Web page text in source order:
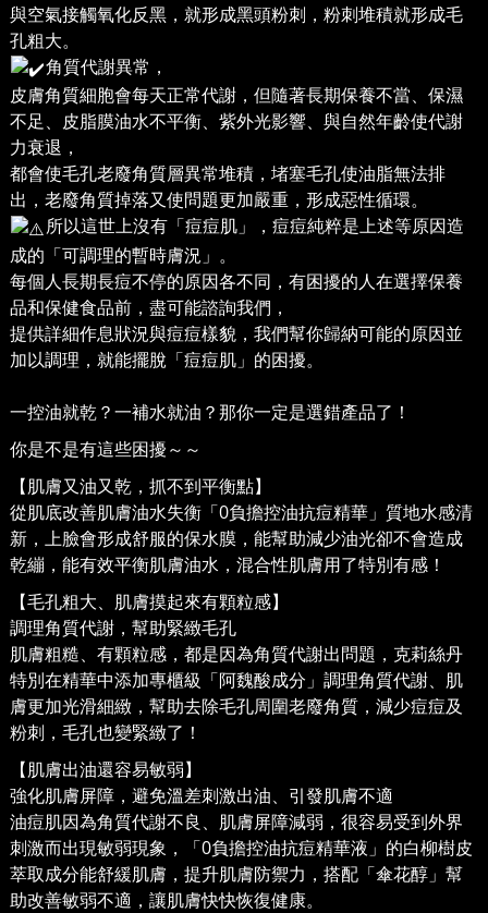
與空氣接觸氧化反黑，就形成黑頭粉刺，粉刺堆積就形成毛
孔粗大。
角質代謝異常，
皮膚角質細胞會每天正常代謝，但隨著長期保養不當、保濕
不足、皮脂膜油水不平衡、紫外光影響、與自然年齡使代謝
力衰退，
都會使毛孔老廢角質層異常堆積，堵塞毛孔使油脂無法排
出，老廢角質掉落又使問題更加嚴重，形成惡性循環。
所以這世上沒有「痘痘肌」，痘痘純粹是上述等原因造
成的「可調理的暫時膚況」。
每個人長期長痘不停的原因各不同，有困擾的人在選擇保養
品和保健食品前，盡可能諮詢我們，
提供詳細作息狀況與痘痘樣貌，我們幫你歸納可能的原因並
加以調理，就能擺脫「痘痘肌」的困擾。
一控油就乾？一補水就油？那你一定是選錯產品了！
你是不是有這些困擾～～
【肌膚又油又乾，抓不到平衡點】
從肌底改善肌膚油水失衡「0負擔控油抗痘精華」質地水感清
新，上臉會形成舒服的保水膜，能幫助減少油光卻不會造成
乾繃，能有效平衡肌膚油水，混合性肌膚用了特別有感！
【毛孔粗大、肌膚摸起來有顆粒感】
調理角質代謝，幫助緊緻毛孔
肌膚粗糙、有顆粒感，都是因為角質代謝出問題，克莉絲丹
特別在精華中添加專櫃級「阿魏酸成分」調理角質代謝、肌
膚更加光滑細緻，幫助去除毛孔周圍老廢角質，減少痘痘及
粉刺，毛孔也變緊緻了！
【肌膚出油還容易敏弱】
強化肌膚屏障，避免溫差刺激出油、引發肌膚不適
油痘肌因為角質代謝不良、肌膚屏障減弱，很容易受到外界
刺激而出現敏弱現象，「0負擔控油抗痘精華液」的白柳樹皮
萃取成分能舒緩肌膚，提升肌膚防禦力，搭配「傘花醇」幫
助改善敏弱不適，讓肌膚快快恢復健康。